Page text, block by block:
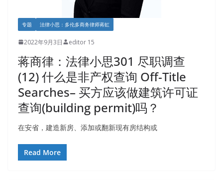
专题 法律小思：多伦多商务律师蒋虹
2022年9月3日 editor 15
蒋商律：法律小思301 尽职调查
(12) 什么是非产权查询 Off-Title
Searches– 买方应该做建筑许可证
查询(building permit)吗？
在安省，建造新房、添加或翻新现有房结构或
Read More